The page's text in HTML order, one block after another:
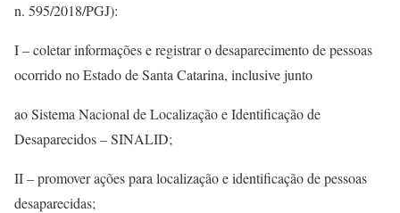
n. 595/2018/PGJ):
I – coletar informações e registrar o desaparecimento de pessoas
ocorrido no Estado de Santa Catarina, inclusive junto
ao Sistema Nacional de Localização e Identificação de
Desaparecidos – SINALID;
II – promover ações para localização e identificação de pessoas
desaparecidas;